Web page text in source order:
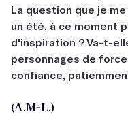
La question que je
un été, à ce moment
d'inspiration ? Va-t-
personnages de
confiance,
(A.M-L.)